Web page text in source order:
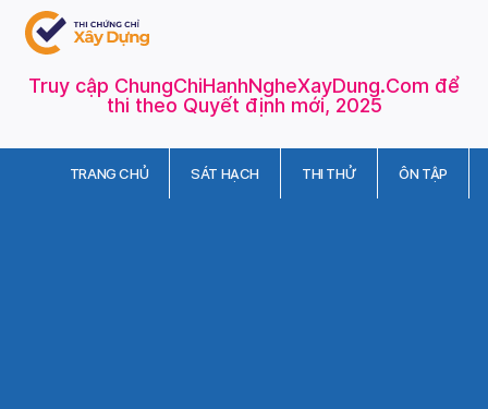
Truy cập ChungChiHanhNgheXayDung.Com để
thi theo Quyết định mới, 2025
TRANG CHỦ SÁT HẠCH THI THỬ ÔN TẬP